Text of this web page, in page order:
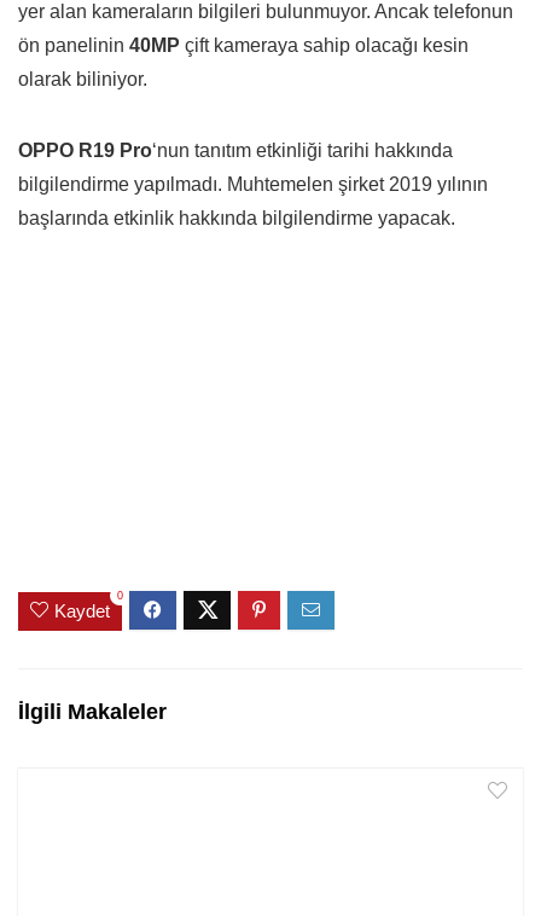
yer alan kameraların bilgileri bulunmuyor. Ancak telefonun
ön panelinin 40MP çift kameraya sahip olacağı kesin
olarak biliniyor.
OPPO R19 Pro‘nun tanıtım etkinliği tarihi hakkında
bilgilendirme yapılmadı. Muhtemelen şirket 2019 yılının
başlarında etkinlik hakkında bilgilendirme yapacak.
Kaydet
0
İlgili Makaleler